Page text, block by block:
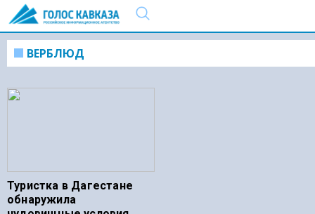
ВЕРБЛЮД
Туристка в Дагестане
обнаружила